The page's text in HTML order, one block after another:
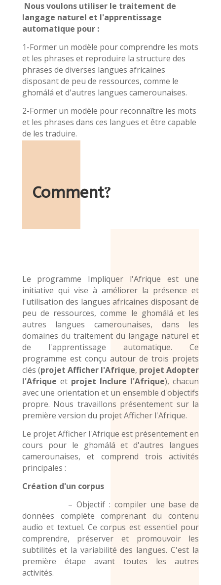
Nous voulons utiliser le traitement de
langage naturel et l'apprentissage
automatique pour :
1-Former un modèle pour comprendre les mots
et les phrases et reproduire la structure des
phrases de diverses langues africaines
disposant de peu de ressources, comme le
ghɔmálá et d'autres langues camerounaises.
2-Former un modèle pour reconnaître les mots
et les phrases dans ces langues et être capable
de les traduire.
Comment?
Le programme Impliquer l'Afrique est une
initiative qui vise à améliorer la présence et
l'utilisation des langues africaines disposant de
peu de ressources, comme le ghɔmálá et les
autres langues camerounaises, dans les
domaines du traitement du langage naturel et
de l'apprentissage automatique. Ce
programme est conçu autour de trois projets
clés (projet Afficher l'Afrique, projet Adopter
l'Afrique etprojet Inclure l'Afrique), chacun
avec une orientation et un ensemble d'objectifs
propre. Nous travaillons présentement sur la
première version du projet Afficher l'Afrique.
Le projet Afficher l'Afrique est présentement en
cours pour le ghɔmálá et d'autres langues
camerounaises,
et comprend trois activités
principales :
Création d'un corpus
– Objectif : compiler une base de
données complète comprenant du contenu
audio et textuel. Ce corpus est essentiel pour
comprendre, préserver et promouvoir les
subtilités et la variabilité des langues. C'est la
première étape avant toutes les autres
activités.